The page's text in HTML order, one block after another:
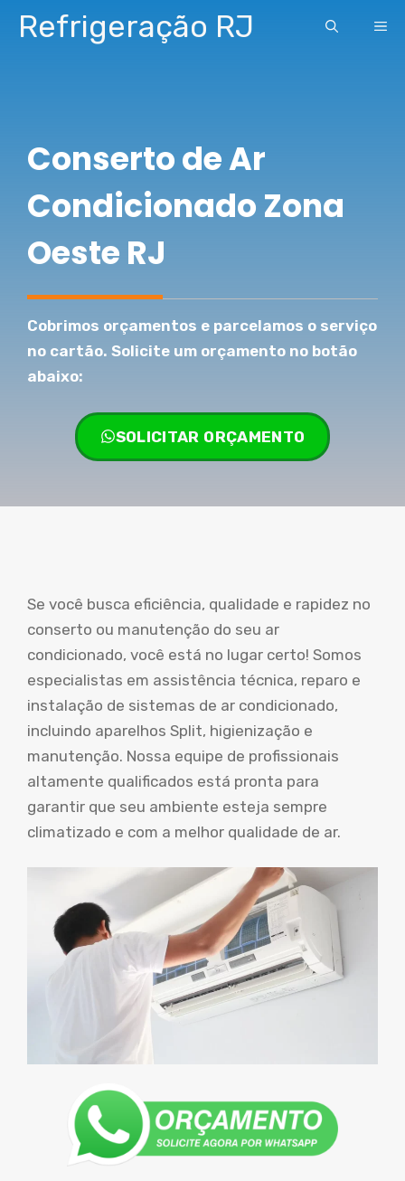
Pular
paraRefrigeração RJ
Conserto de Ar
Condicionado Zona
Oeste RJ
Cobrimos orçamentos e parcelamos o serviço
no cartão. Solicite um orçamento no botão
abaixo:
SOLICITAR ORÇAMENTO
Se você busca eficiência, qualidade e rapidez no
conserto ou manutenção do seu ar
condicionado, você está no lugar certo! Somos
especialistas em assistência técnica, reparo e
instalação de sistemas de ar condicionado,
incluindo aparelhos Split, higienização e
manutenção. Nossa equipe de profissionais
altamente qualificados está pronta para
garantir que seu ambiente esteja sempre
climatizado e com a melhor qualidade de ar.